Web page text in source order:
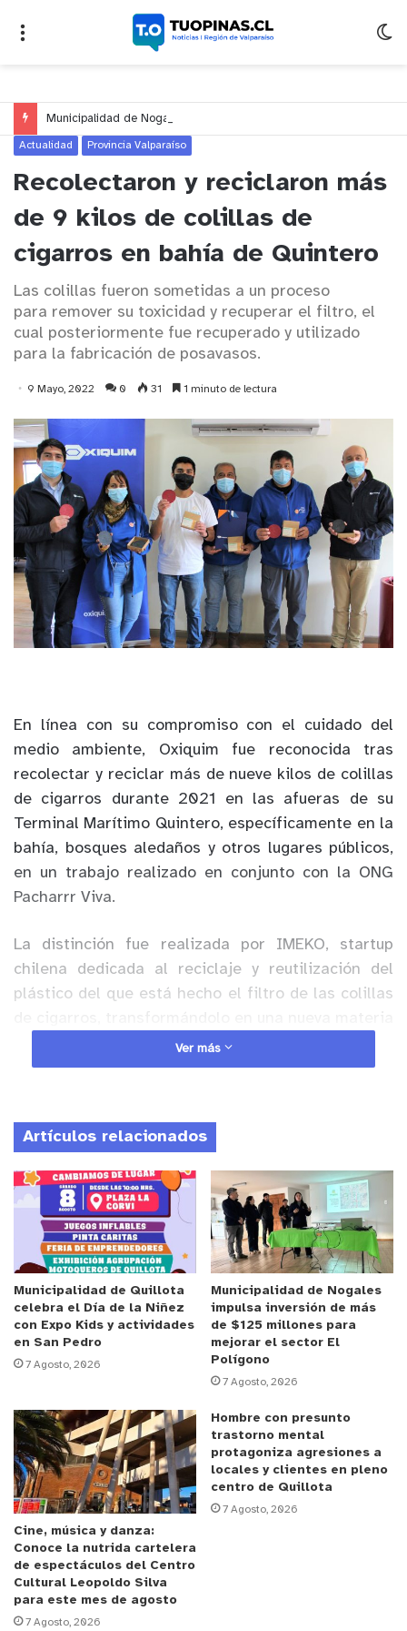
Actualidad Provincia Valparaíso
Recolectaron y reciclaron más
de 9 kilos de colillas de
cigarros en bahía de Quintero
Las colillas fueron sometidas a un proceso
para remover su toxicidad y recuperar el filtro, el
cual posteriormente fue recuperado y utilizado
para la fabricación de posavasos.
9 Mayo, 2022 0 31 1 minuto de lectura
En línea con su compromiso con el cuidado del
medio ambiente, Oxiquim fue reconocida tras
recolectar y reciclar más de nueve kilos de colillas
de cigarros durante 2021 en las afueras de su
Terminal Marítimo Quintero, específicamente en la
bahía, bosques aledaños y otros lugares públicos,
en un trabajo realizado en conjunto con la ONG
Pacharrr Viva.
La distinción fue realizada por IMEKO, startup
chilena dedicada al reciclaje y reutilización del
plástico del que está hecho el filtro de las colillas
En esta oportunidad, luego de la recolección, las
colillas fueron sometidas a un proceso para
remover toda su toxicidad y recuperar el filtro, -
compuesto de un plástico no biodegradable
llamado acetato de celulosa- el cual fue utilizado
para la fabricación de posavasos.
Según datos de IMEKO, el 70% de los cigarros
consumidos diariamente en el mundo son
desechados, impactando negativamente en el
medioambiente, por lo que este tipo de iniciativas
tiene un gran impacto no solo para el entorno, sino
que también para las personas. “Una sola colilla
puede contaminar entre 8 y 50 litros de agua,
dada la gran cantidad de compuestos tóxicos y la
alta composición de plástico no biodegradable,
que equivale al 80% de la colilla” comentó
Jennifer Araya, co-fundadora de IMEKO.
El encargado de Sostenibilidad y Territorio de
Oxiquim, Américo Alvarado, señaló que esta
Ver más
Artículos relacionados
Municipalidad de Quillota
celebra el Día de la Niñez
con Expo Kids y actividades
en San Pedro
7 Agosto, 2026
Municipalidad de Nogales
impulsa inversión de más
de $125 millones para
mejorar el sector El
Polígono
7 Agosto, 2026
Cine, música y danza:
Conoce la nutrida cartelera
de espectáculos del Centro
Cultural Leopoldo Silva
para este mes de agosto
7 Agosto, 2026
Hombre con presunto
trastorno mental
protagoniza agresiones a
locales y clientes en pleno
centro de Quillota
7 Agosto, 2026